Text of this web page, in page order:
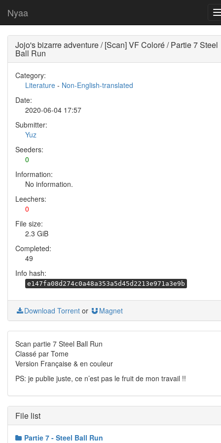
Nyaa
Jojo's bizarre adventure / [Scan] VF Coloré / Partie 7 Steel
Ball Run
Category:
Literature - Non-English-translated
Date:
2020-06-04 17:57
Submitter:
Yuz
Seeders:
0
Information:
No information.
Leechers:
0
File size:
2.3 GiB
Completed:
49
Info hash:
e147fa08d274c0a48a353a5d45d2213e971a3e9b
Download Torrent or Magnet
Scan partie 7 Steel Ball Run
Classé par Tome
Version Française & en couleur
PS: je publie juste, ce n’est pas le fruit de mon travail !!
File list
Partie 7 - Steel Ball Run